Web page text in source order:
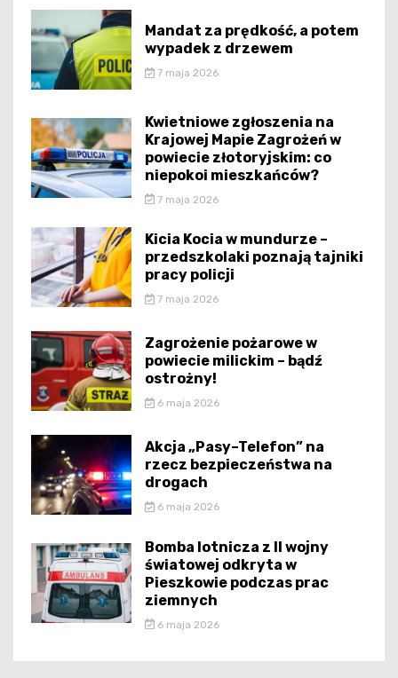
Mandat za prędkość, a potem
wypadek z drzewem
7 maja 2026
Kwietniowe zgłoszenia na
Krajowej Mapie Zagrożeń w
powiecie złotoryjskim: co
niepokoi mieszkańców?
7 maja 2026
Kicia Kocia w mundurze –
przedszkolaki poznają tajniki
pracy policji
7 maja 2026
Zagrożenie pożarowe w
powiecie milickim – bądź
ostrożny!
6 maja 2026
Akcja „Pasy–Telefon” na
rzecz bezpieczeństwa na
drogach
6 maja 2026
Bomba lotnicza z II wojny
światowej odkryta w
Pieszkowie podczas prac
ziemnych
6 maja 2026